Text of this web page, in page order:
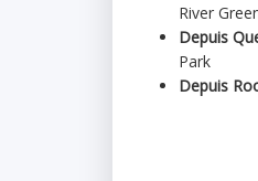
River
Depuis
Park
Depuis